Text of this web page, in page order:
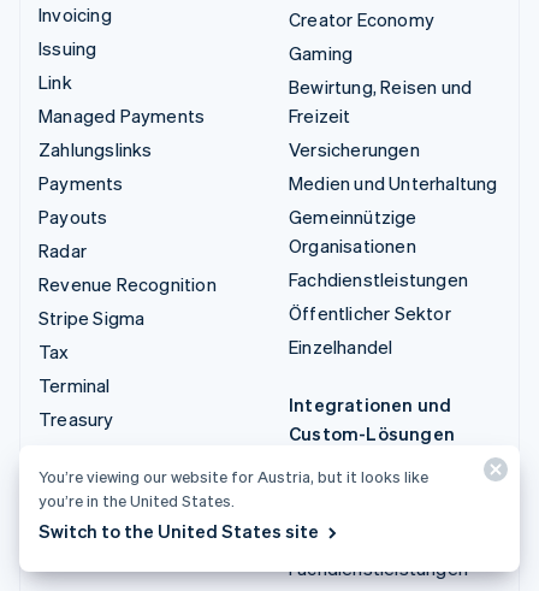
Invoicing
Issuing
Link
Managed Payments
Zahlungslinks
Payments
Payouts
Radar
Revenue Recognition
Stripe Sigma
Tax
Terminal
Treasury
Creator Economy
Gaming
Bewirtung, Reisen und
Freizeit
Versicherungen
Medien und Unterhaltung
Gemeinnützige
Organisationen
Fachdienstleistungen
Öffentlicher Sektor
Einzelhandel
Integrationen und
Custom-Lösungen
Stripe App-Marktplatz
Ecosystem
Fachdienstleistungen
You’re viewing our website for Austria, but it looks like
you’re in the United States.
Switch to the United States site